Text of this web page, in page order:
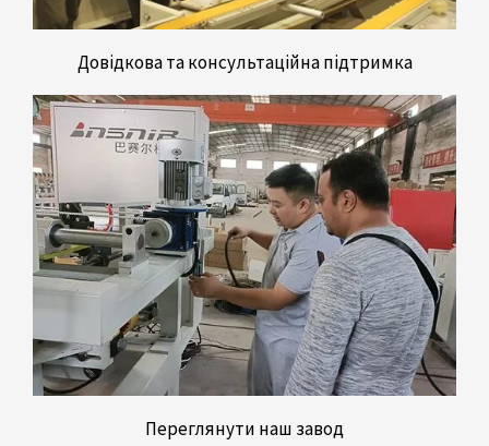
Довідкова та консультаційна підтримка
Переглянути наш завод